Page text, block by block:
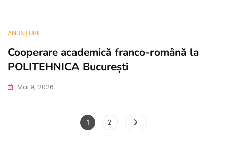
ANUNȚURI
Cooperare academică franco-română la
POLITEHNICA București
Mai 9, 2026
Paginație
Page
1 Page
2